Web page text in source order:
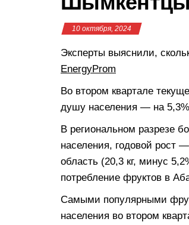
10 октября, 2024
Эксперты выяснили,
EnergyProm
Во втором квартале
душу населения — на
В региональном разрезе
населения, годовой рост
область (20,3 кг, минус
потребление фруктов в
Самыми популярными
населения во втором